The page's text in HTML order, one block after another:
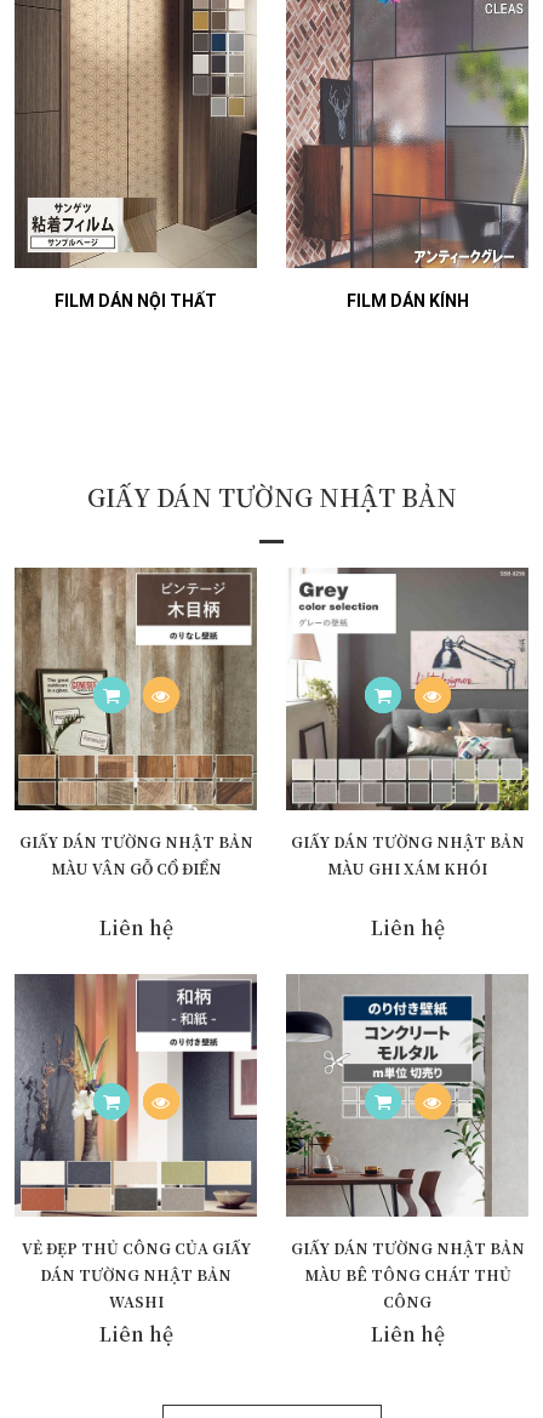
FILM DÁN NỘI THẤT FILM DÁN KÍNH
GIẤY DÁN TƯỜNG NHẬT BẢN
GIẤY DÁN TƯỜNG NHẬT BẢN
MÀU VÂN GỖ CỔ ĐIỂN
Liên hệ
GIẤY DÁN TƯỜNG NHẬT BẢN
MÀU GHI XÁM KHÓI
Liên hệ
VẺ ĐẸP THỦ CÔNG CỦA GIẤY
DÁN TƯỜNG NHẬT BẢN
WASHI
Liên hệ
GIẤY DÁN TƯỜNG NHẬT BẢN
MÀU BÊ TÔNG CHÁT THỦ
CÔNG
Liên hệ